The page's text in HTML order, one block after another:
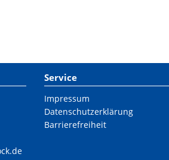
Service
Impressum
Datenschutzerklärung
Barrierefreiheit